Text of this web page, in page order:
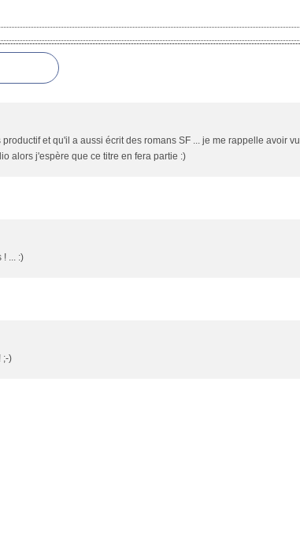
productif et qu'il a aussi écrit des romans SF ... je me rappelle avoir vu
alors j'espère que ce titre en fera partie :)
! ... :)
;-)